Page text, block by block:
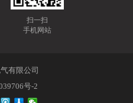
扫一扫
手机网站
有限公司
号-2